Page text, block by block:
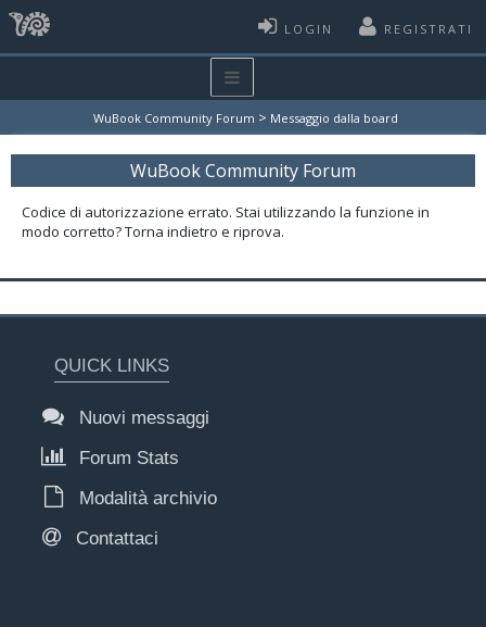
LOGIN REGISTRATI
WuBook Community Forum > Messaggio dalla board
WuBook Community Forum
Codice di autorizzazione errato. Stai utilizzando la funzione in
modo corretto? Torna indietro e riprova.
QUICK LINKS
Nuovi messaggi
Forum Stats
Modalità archivio
Contattaci